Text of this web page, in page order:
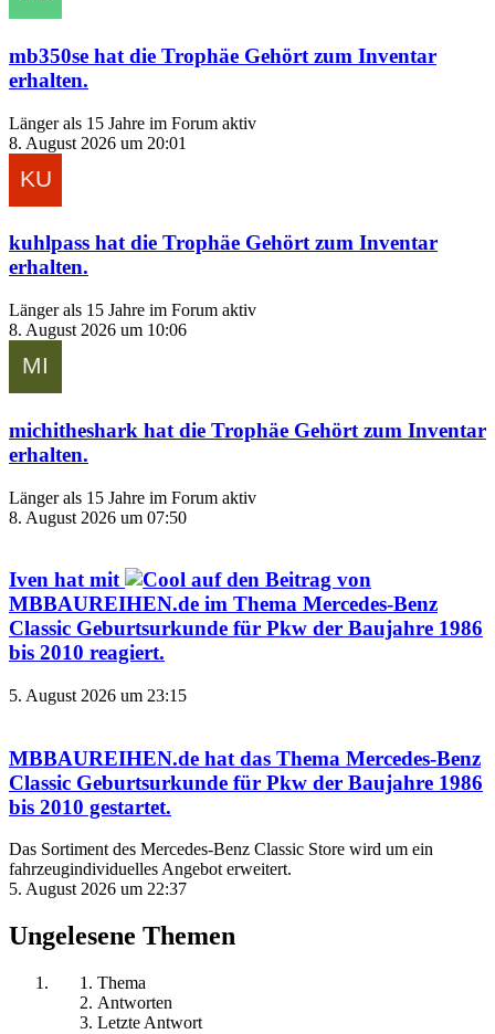
mb350se hat die Trophäe Gehört zum Inventar
erhalten.
Länger als 15 Jahre im Forum aktiv
8. August 2026 um 20:01
kuhlpass hat die Trophäe Gehört zum Inventar
erhalten.
Länger als 15 Jahre im Forum aktiv
8. August 2026 um 10:06
michitheshark hat die Trophäe Gehört zum Inventar
erhalten.
Länger als 15 Jahre im Forum aktiv
8. August 2026 um 07:50
Iven hat mit
auf den Beitrag von
MBBAUREIHEN.de im Thema Mercedes-Benz
Classic Geburtsurkunde für Pkw der Baujahre 1986
bis 2010 reagiert.
5. August 2026 um 23:15
MBBAUREIHEN.de hat das Thema Mercedes-Benz
Classic Geburtsurkunde für Pkw der Baujahre 1986
bis 2010 gestartet.
Das Sortiment des Mercedes‑Benz Classic Store wird um ein
fahrzeugindividuelles Angebot erweitert.
5. August 2026 um 22:37
Ungelesene Themen
Thema
Antworten
Letzte Antwort